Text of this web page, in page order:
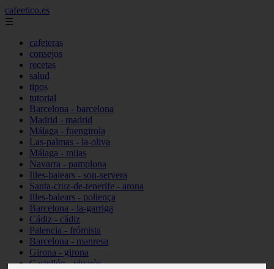
cafeetico.es
☰
cafeteras
consejos
recetas
salud
tipos
tutorial
Barcelona - barcelona
Madrid - madrid
Málaga - fuengirola
Las-palmas - la-oliva
Málaga - mijas
Navarra - pamplona
Illes-balears - son-servera
Santa-cruz-de-tenerife - arona
Illes-balears - pollença
Barcelona - la-garriga
Cádiz - cádiz
Palencia - frómista
Barcelona - manresa
Girona - girona
Castellón - vinaròs